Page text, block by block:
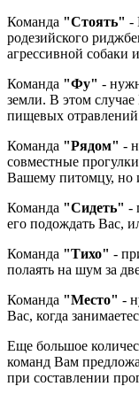
Команда "Стоять" -
родезийского
агрессивной собаки
Команда "Фу" -
земли. В этом
пищевых
Команда "Рядом" -
совместные
Вашему питомцу, но
Команда "Сидеть" -
его подождать Вас,
Команда "Тихо" -
полаять на шум за
Команда "Место" -
Вас, когда
Еще большое
команд Вам
при составлении